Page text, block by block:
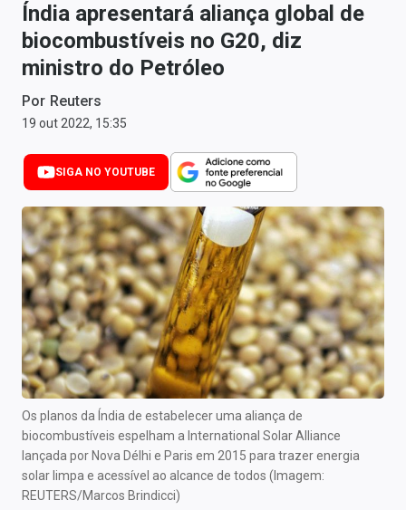
Money Trader
Anuncie
Últimas Notícias
Newsletters
Cotações
Comprar ou vender?
Carteiras Recomendadas
Central de Dividendos
Central de Fundos Imobiliários
Central dos IPOs
Renda Fixa
Finanças Pessoais
Índia apresentará aliança global de
biocombustíveis no G20, diz
ministro do Petróleo
Por Reuters
19 out 2022, 15:35
SIGA NO YOUTUBE
Os planos da Índia de estabelecer uma aliança de
biocombustíveis espelham a International Solar Alliance
lançada por Nova Délhi e Paris em 2015 para trazer energia
solar limpa e acessível ao alcance de todos (Imagem:
REUTERS/Marcos Brindicci)